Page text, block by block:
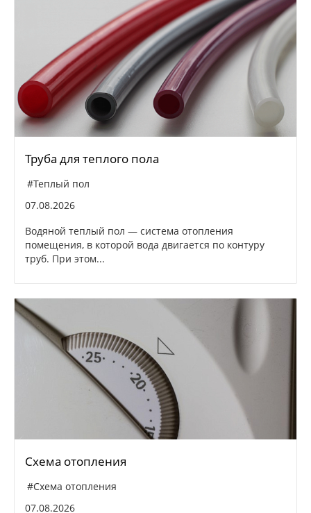
Труба для теплого пола
#Теплый пол
07.08.2026
Водяной теплый пол — система отопления
помещения, в которой вода двигается по контуру
труб. При этом...
Схема отопления
#Схема отопления
07.08.2026